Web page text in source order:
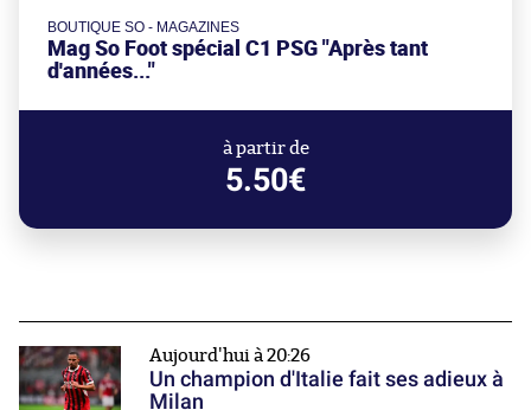
BOUTIQUE SO - MAGAZINES
Mag So Foot spécial C1 PSG "Après tant
d'années..."
à partir de
5.50€
Aujourd'hui à 20:26
Un champion d'Italie fait ses adieux à
Milan